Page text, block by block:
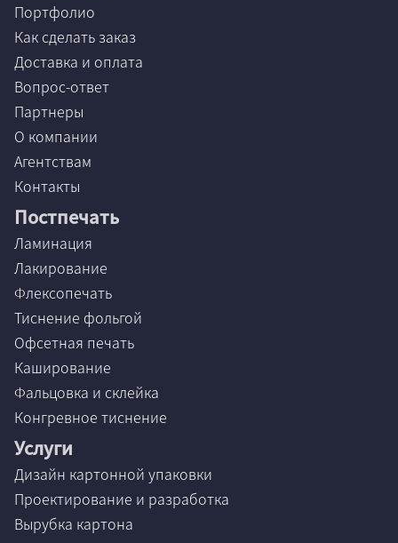
Портфолио
Как сделать заказ
Доставка и оплата
Вопрос-ответ
Партнеры
О компании
Агентствам
Контакты
Постпечать
Ламинация
Лакирование
Флексопечать
Тиснение фольгой
Офсетная печать
Каширование
Фальцовка и склейка
Конгревное тиснение
Услуги
Дизайн картонной упаковки
Проектирование и разработка
Вырубка картона